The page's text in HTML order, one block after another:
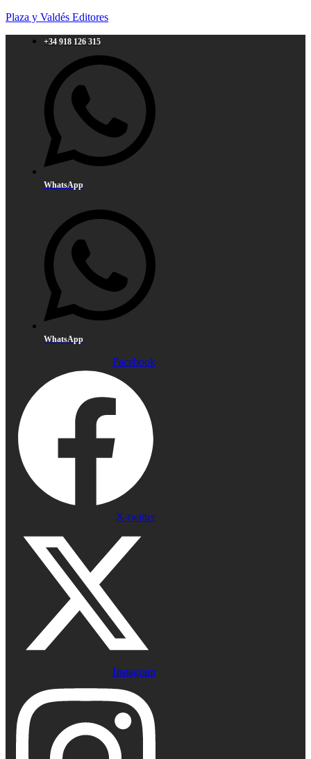
Plaza y Valdés Editores
+34 918 126 315
WhatsApp
WhatsApp
Facebook
X-twitter
Instagram